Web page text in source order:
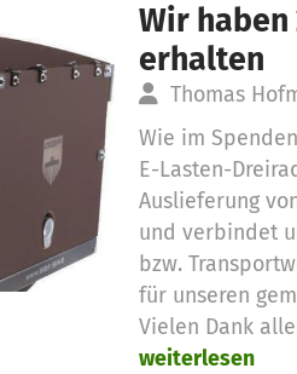
Wir haben
erhalten
Thomas
Wie im
E-Lasten-
Auslieferung
und verbindet
bzw.
für unseren
Vielen Dank
weiterlesen